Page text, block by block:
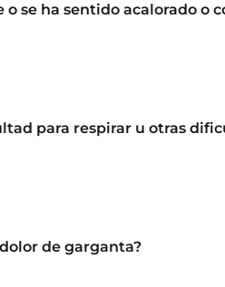
se ha sentido acalorado o
para respirar u otras
de garganta?